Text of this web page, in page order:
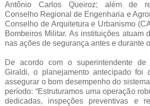
Antônio Carlos Queiroz; além de
Conselho Regional de Engenharia e
Conselho de Arquitetura e Urbanismo
Bombeiros Militar. As instituições atuam
nas ações de segurança antes e durante
De acordo com o superintendente de
Giraldi, o planejamento antecipado foi
assegurar o bom desempenho do
período: “Estruturamos uma operação
dedicadas, inspeções preventivas e